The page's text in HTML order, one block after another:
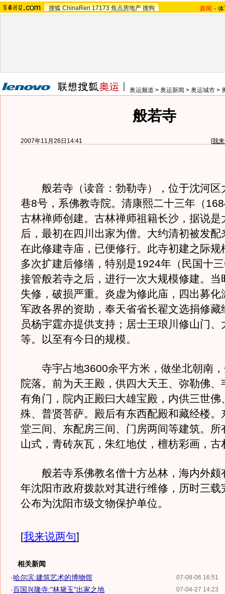
搜狐 ChinaRen 17173 焦点房地产 搜狗 新闻 -
奥运频道 > 奥运新闻 > 奥运城市 >
般若寺
2007年11月26日14:41 [我
般若寺（读音：勃勒寺），位于沈河区
巷8号，系佛教寺院。清康熙二十三年（
古林禅师创建。古林禅师祖籍长沙，据说是
后，最初在四川出家为僧。大约清初被发配
在此修建寺庙，已便修行。此寺初建之际规
多次扩建后修缮，特别是1924年（民国十
接管般若寺之后，进行一次大规模修建。当
失修，破损严重。炎虚为修此庙，四出募化
军政各界的资助，奉天省省长翟文选捐修藏
员杨宇霆亦提供支持；居士王琅川修山门、
等。以至有今日的规模。
寺宇占地3600余平方米，做坐北朝南，
院落。前为天王殿，供四大天王、弥勒佛、
有角门，院内正殿曰大雄宝殿，内供三世佛
殊、普贤菩萨。殿后有东西配殿和藏经楼。
堂三间、东配房三间、门房两间等建筑。所
山式，青砖灰瓦，朱红地仗，檀枋彩画，古
般若寺系佛教名僧十方丛林，海内外颇
年沈阳市政府拨款对其进行维修，历时三
公布为沈阳市级文物保护单位。
[我来说两句]
相关新闻
07-08-06 16:51
·哈尔滨:建筑艺术的博物馆
07-04-27 14:23
·百国兴隆寺:"林黛玉"出家之地